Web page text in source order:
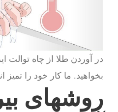
در آوردن طلا از چاه توالت
بخواهید. ما کار خود را تمیز
روشهای